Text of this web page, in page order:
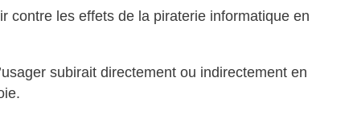
contre les effets de la piraterie informatique en
subirait directement ou indirectement en